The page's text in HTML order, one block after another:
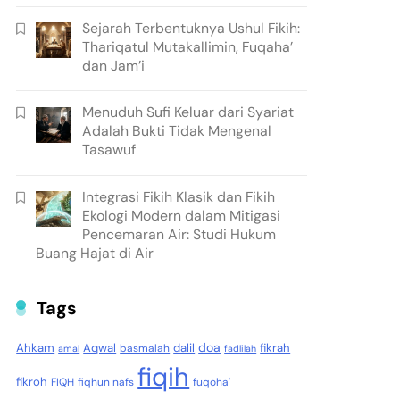
Sejarah Terbentuknya Ushul Fikih:
Thariqatul Mutakallimin, Fuqaha’
dan Jam’i
Menuduh Sufi Keluar dari Syariat
Adalah Bukti Tidak Mengenal
Tasawuf
Integrasi Fikih Klasik dan Fikih
Ekologi Modern dalam Mitigasi
Pencemaran Air: Studi Hukum
Buang Hajat di Air
Tags
Ahkam amal Aqwal basmalah dalil doa fadlilah fikrah
fikroh FIQH fiqhun nafs fiqih fuqoha'